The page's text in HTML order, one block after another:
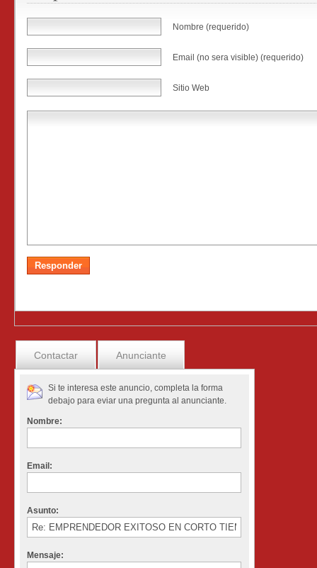
Nombre (requerido)
Email (no sera visible) (requerido)
Sitio Web
Contactar Anunciante
Si te interesa este anuncio, completa la forma
debajo para eviar una pregunta al anunciante.
Nombre:
Email:
Asunto:
Mensaje: